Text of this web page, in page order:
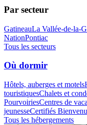
Par secteur
GatineauLa Vallée-de-la-
NationPontiac
Tous les secteurs
Où dormir
Hôtels, auberges et motels
touristiquesChalets et
PourvoiriesCentres de
jeunesseCertifiés
Tous les hébergements